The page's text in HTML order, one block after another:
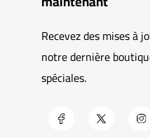
Recevez des mises à
notre dernière
spéciales.